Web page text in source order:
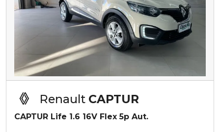
Renault CAPTUR
CAPTUR Life 1.6 16V Flex 5p Aut.